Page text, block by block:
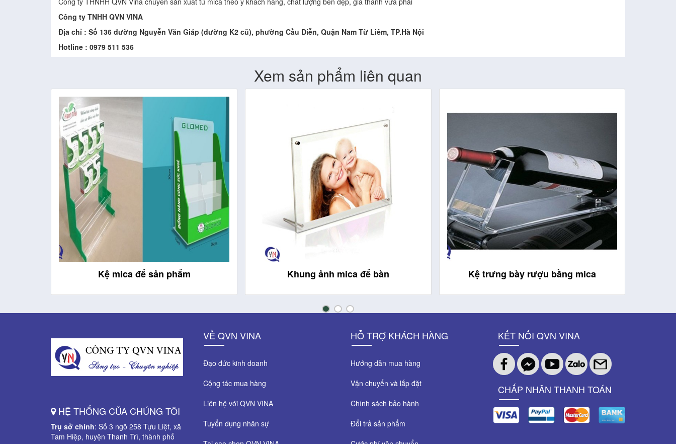
Công ty TNHH QVN VINA
Địa chỉ : Số 136 đường Nguyễn Văn Giáp (đường K2 cũ), phường Cầu Diễn, Quận Nam Từ Liêm, TP.Hà Nội
Hotline : 0979 511 536
Xem sản phẩm liên quan
Kệ mica để sản phẩm Khung ảnh mica để bàn Kệ trưng bày rượu bằng mica
HỆ THỐNG CỦA CHÚNG TÔI
Trụ sở chính: Số 3 ngõ 258 Tựu Liệt, xã
Tam Hiệp, huyện Thanh Trì, thành phố
VỀ QVN VINA
Đạo đức kinh doanh
Cộng tác mua hàng
Liên hệ với QVN VINA
Tuyển dụng nhân sự
HỖ TRỢ KHÁCH HÀNG
Hướng dẫn mua hàng
Vận chuyển và lắp đặt
Chính sách bảo hành
Đổi trả sản phẩm
KẾT NỐI QVN VINA
CHẤP NHÂN THANH TOÁN